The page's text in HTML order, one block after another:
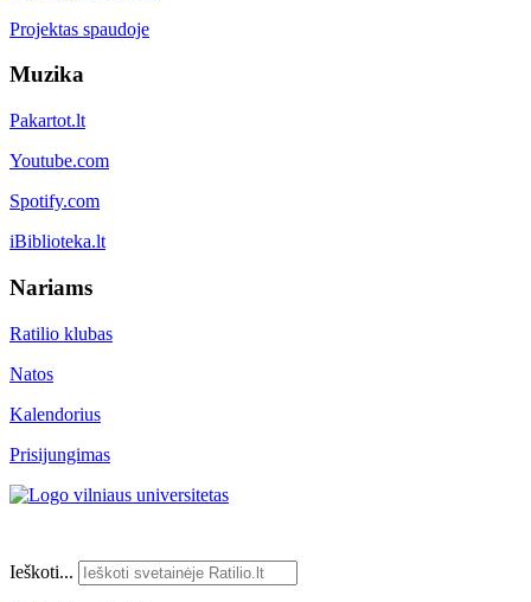
Projektas spaudoje
Muzika
Pakartot.lt
Youtube.com
Spotify.com
iBiblioteka.lt
Nariams
Ratilio klubas
Natos
Kalendorius
Prisijungimas
Ieškoti...